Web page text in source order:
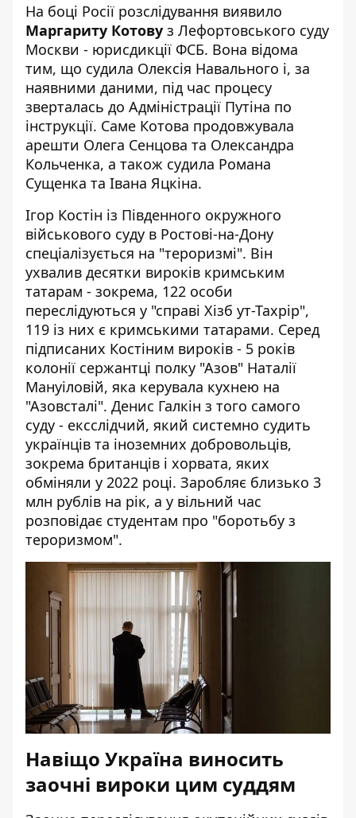
На боці Росії розслідування виявило
Маргариту Котову з Лефортовського суду
Москви - юрисдикції ФСБ. Вона відома
тим, що судила Олексія Навального і, за
наявними даними, під час процесу
зверталась до Адміністрації Путіна по
інструкції. Саме Котова продовжувала
арешти Олега Сенцова та Олександра
Кольченка, а також судила Романа
Сущенка та Івана Яцкіна.
Ігор Костін із Південного окружного
військового суду в Ростові-на-Дону
спеціалізується на "тероризмі". Він
ухвалив десятки вироків кримським
татарам - зокрема, 122 особи
переслідуються у "справі Хізб ут-Тахрір",
119 із них є кримськими татарами. Серед
підписаних Костіним вироків - 5 років
колонії сержантці полку "Азов" Наталії
Мануіловій, яка керувала кухнею на
"Азовсталі". Денис Галкін з того самого
суду - ексслідчий, який системно судить
українців та іноземних добровольців,
зокрема британців і хорвата, яких
обміняли у 2022 році. Заробляє близько 3
млн рублів на рік, а у вільний час
розповідає студентам про "боротьбу з
тероризмом".
Навіщо Україна виносить
заочні вироки цим суддям